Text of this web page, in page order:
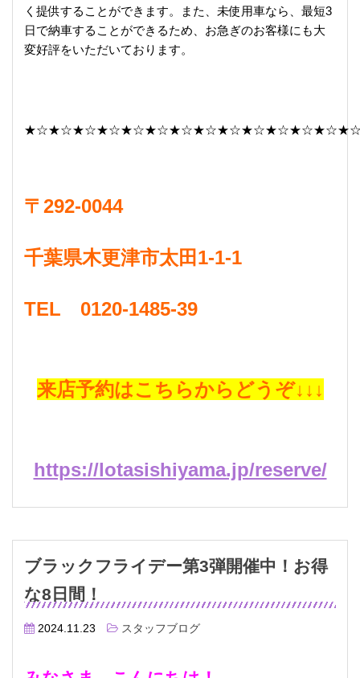
く提供することができます。また、未使用車なら、最短3
日で納車することができるため、お急ぎのお客様にも大
変好評をいただいております。
〒292-0044
千葉県木更津市太田1-1-1
TEL 0120-1485-39
来店予約はこちらからどうぞ↓↓↓
https://lotasishiyama.jp/reserve/
ブラックフライデー第3弾開催中！お得
な8日間！
2024.11.23 スタッフブログ